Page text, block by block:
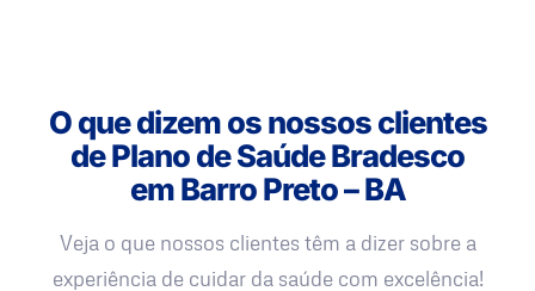
O que dizem os nossos clientes
de Plano de Saúde Bradesco
em Barro Preto – BA
Veja o que nossos clientes têm a dizer sobre a
experiência de cuidar da saúde com excelência!